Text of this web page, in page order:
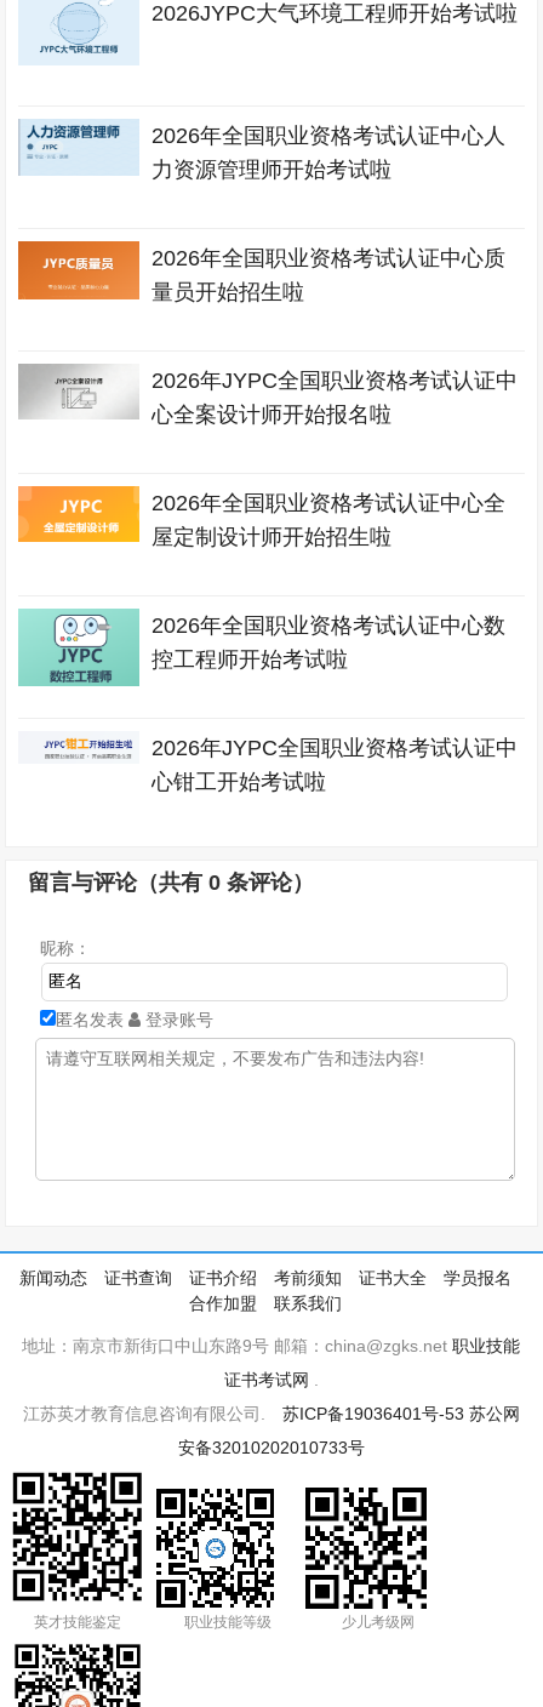
2026JYPC大气环境工程师开始考试啦
2026年全国职业资格考试认证中心人
力资源管理师开始考试啦
2026年全国职业资格考试认证中心质
量员开始招生啦
2026年JYPC全国职业资格考试认证中
心全案设计师开始报名啦
2026年全国职业资格考试认证中心全
屋定制设计师开始招生啦
2026年全国职业资格考试认证中心数
控工程师开始考试啦
2026年JYPC全国职业资格考试认证中
心钳工开始考试啦
留言与评论（共有0 条评论）
昵称：
匿名发表 登录账号
新闻动态 证书查询 证书介绍 考前须知 证书大全
学员报名
合作加盟
联系我们
地址：南京市新街口中山东路9号 邮箱：china@zgks.net职业技能
证书考试网
江苏英才教育信息咨询有限公司. 苏ICP备19036401号-53 苏公网
安备32010202010733号
英才技能鉴定 职业技能等级 少儿考级网